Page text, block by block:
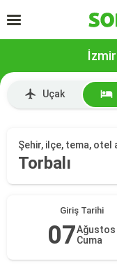
Uçak
Şehir, ilçe, tema, otel
Torbalı
Giriş Tarihi
07Ağustos
Cuma